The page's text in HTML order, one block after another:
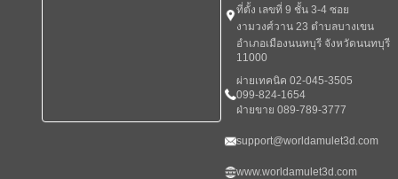
ที่ตั้ง เลขที่ 9 ชั้น 3-4 ซอย
งามวงศ์วาน 23 ตำบลบางเขน
อำเภอเมืองนนทบุรี จังหวัดนนทบุรี
11000
ผ่ายเทคนิค 02-045-3505
099-824-1654
ฝ่ายขาย 089-789-3777
support@worldamulet3d.com
www.worldamulet3d.com